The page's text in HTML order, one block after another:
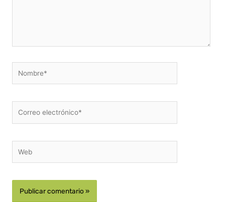
electrónico*